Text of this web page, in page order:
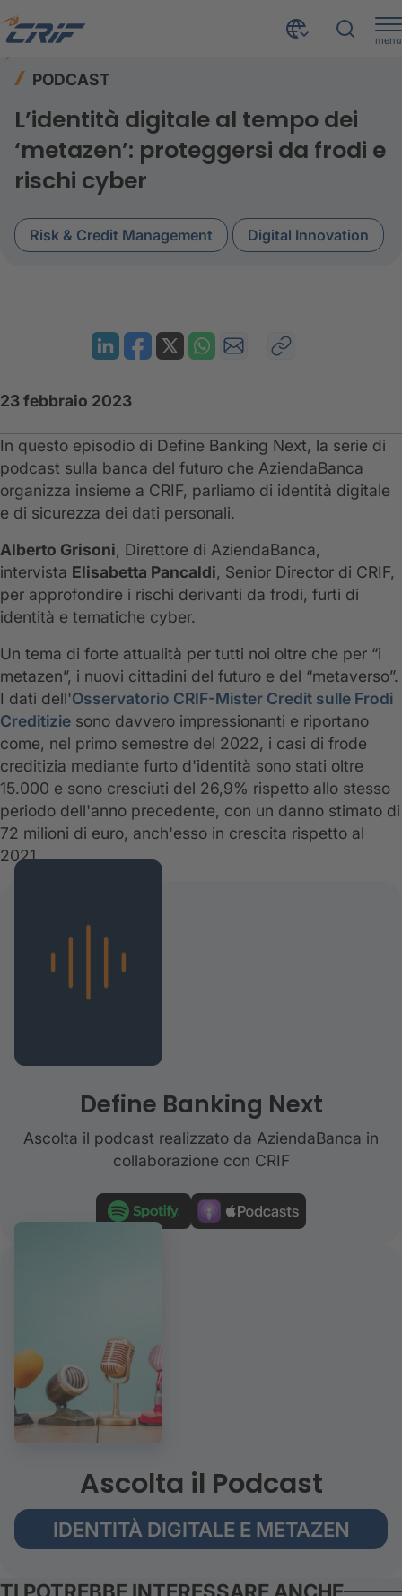
menu
PODCAST
L’identità digitale al tempo dei
‘metazen’: proteggersi da frodi e
rischi cyber
Risk & Credit Management Digital Innovation
23 febbraio 2023
In questo episodio di Define Banking Next, la serie di
podcast sulla banca del futuro che AziendaBanca
organizza insieme a CRIF, parliamo di identità digitale
e di sicurezza dei dati personali.
Alberto Grisoni, Direttore di AziendaBanca,
intervista Elisabetta Pancaldi, Senior Director di CRIF,
per approfondire i rischi derivanti da frodi, furti di
identità e tematiche cyber.
Un tema di forte attualità per tutti noi oltre che per “i
metazen”, i nuovi cittadini del futuro e del “metaverso”.
I dati dell'Osservatorio CRIF-Mister Credit sulle Frodi
Creditizie sono davvero impressionanti e riportano
come, nel primo semestre del 2022, i casi di frode
creditizia mediante furto d'identità sono stati oltre
15.000 e sono cresciuti del 26,9% rispetto allo stesso
periodo dell'anno precedente, con un danno stimato di
72 milioni di euro, anch'esso in crescita rispetto al
2021.
Define Banking Next
Ascolta il podcast realizzato da AziendaBanca in
collaborazione con CRIF
Ascolta il Podcast
IDENTITÀ DIGITALE E METAZEN